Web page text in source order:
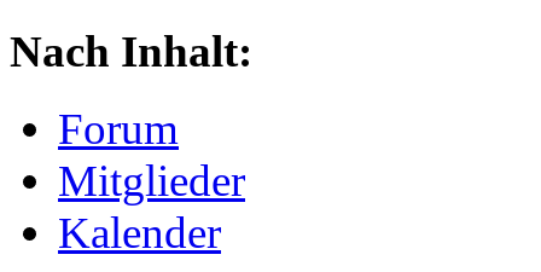
Nach Inhalt:
Forum
Mitglieder
Kalender